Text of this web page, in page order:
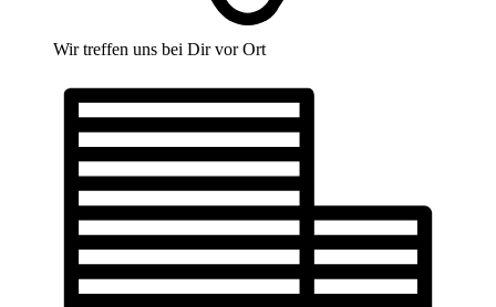
Wir treffen uns bei Dir vor Ort